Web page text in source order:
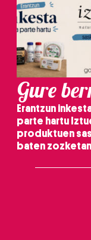
Gure
Erantzun
parte hartu
produktuen
baten zozketan